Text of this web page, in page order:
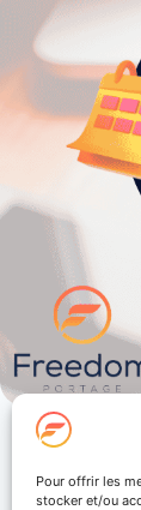
Pour offrir les
stocker et/ou